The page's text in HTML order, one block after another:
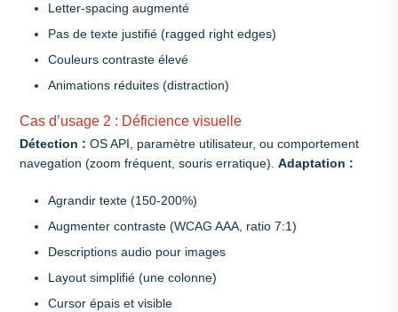
Letter-spacing augmenté
Pas de texte justifié (ragged right edges)
Couleurs contraste élevé
Animations réduites (distraction)
Cas d’usage 2 : Déficience visuelle
Détection : OS API, paramètre utilisateur, ou comportement
navegation (zoom fréquent, souris erratique). Adaptation :
Agrandir texte (150-200%)
Augmenter contraste (WCAG AAA, ratio 7:1)
Descriptions audio pour images
Layout simplifié (une colonne)
Cursor épais et visible